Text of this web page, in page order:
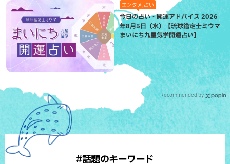
エンタメ,占い
今日の占い・開運アドバイス 2026
年8月5日（水）【琉球鑑定士ミウマ
まいにち九星気学開運占い】
Recommended by
#話題のキーワード